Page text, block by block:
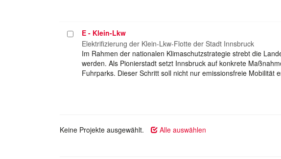
Projekt
auswählen
E - Klein-Lkw
Elektrifizierung der Klein-Lkw-Flotte der Stadt Innsbruck
Im Rahmen der nationalen Klimaschutzstrategie strebt die
werden. Als Pionierstadt setzt Innsbruck auf konkrete
Fuhrparks. Dieser Schritt soll nicht nur emissionsfreie Mobilität
Keine Projekte ausgewählt. Alle auswählen